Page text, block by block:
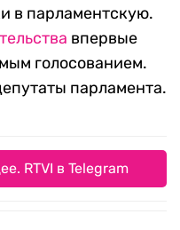
в парламентскую.
впервые
голосованием.
парламента.
RTVI в Telegram